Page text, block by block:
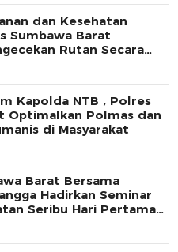
dan Kesehatan
Sumbawa Barat
Rutan Secara
Kapolda NTB , Polres
Optimalkan Polmas dan
di Masyarakat
Barat Bersama
Hadirkan Seminar
Seribu Hari Pertama